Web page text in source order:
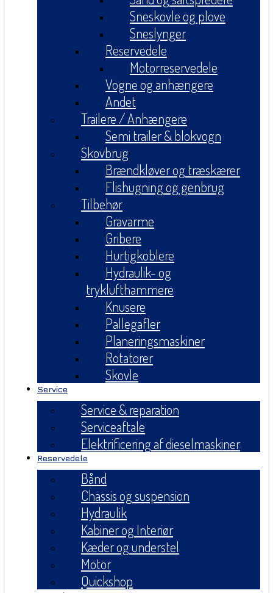
Sneskovle og plove
Sneslynger
Reservedele
Motorreservedele
Vogne og anhængere
Andet
Trailere / Anhængere
Semi trailer & blokvogn
Skovbrug
Brændkløver og træskærer
Flishugning og genbrug
Tilbehør
Gravarme
Gribere
Hurtigkoblere
Hydraulik- og
tryklufthammere
Knusere
Pallegafler
Planeringsmaskiner
Rotatorer
Skovle
Service
Service & reparation
Serviceaftale
Elektrificering af dieselmaskiner
Reservedele
Bånd
Chassis og suspension
Hydraulik
Kabiner og Interiør
Kæder og understel
Motor
Quickshop